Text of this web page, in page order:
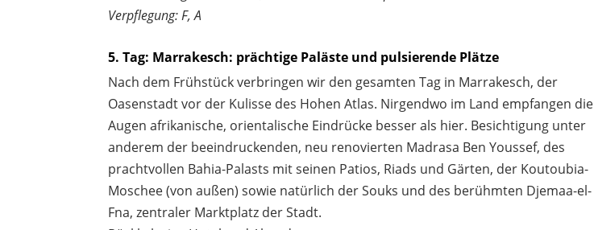
Verpflegung: F, A
5. Tag: Marrakesch: prächtige Paläste und pulsierende Plätze
Nach dem Frühstück verbringen wir den gesamten Tag in Marrakesch, der
Oasenstadt vor der Kulisse des Hohen Atlas. Nirgendwo im Land empfangen die
Augen afrikanische, orientalische Eindrücke besser als hier. Besichtigung unter
anderem der beeindruckenden, neu renovierten Madrasa Ben Youssef, des
prachtvollen Bahia-Palasts mit seinen Patios, Riads und Gärten, der Koutoubia-
Moschee (von außen) sowie natürlich der Souks und des berühmten Djemaa-el-
Fna, zentraler Marktplatz der Stadt.